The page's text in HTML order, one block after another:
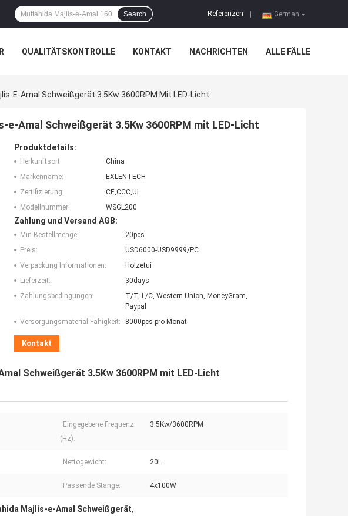
German
Referenzen
Search
QUALITÄTSKONTROLLE KONTAKT NACHRICHTEN ALLE FÄLLE
E-Amal Schweißgerät 3.5Kw 3600RPM Mit LED-Licht
Amal Schweißgerät 3.5Kw 3600RPM mit LED-Licht
Produktdetails:
Herkunftsort:
China
Markenname:
EXLENTECH
Zertifizierung:
CE,CCC,UL
Modellnummer:
WSGL200
Zahlung und Versand AGB:
Min Bestellmenge:
20pcs
Preis:
USD6000-USD9999/PC
Verpackung Informationen:
Holzetui
Lieferzeit:
30days
Zahlungsbedingungen:
T/T, L/C, Western Union, MoneyGram,
Paypal
Versorgungsmaterial-Fähigkeit:
8000pcs pro Monat
Kontakt
Schweißgerät 3.5Kw 3600RPM mit LED-Licht
Eingegebene Frequenz
(Hz):
3.5Kw/3600RPM
Nettogewicht: 20L
Passende Stange: 4x100W
Majlis-e-Amal Schweißgerät,